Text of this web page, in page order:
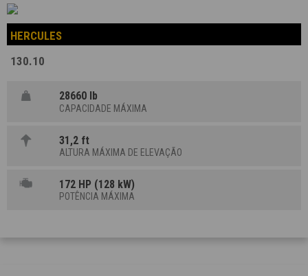
HERCULES
130.10
28660 lb
CAPACIDADE MÁXIMA
31,2 ft
ALTURA MÁXIMA DE ELEVAÇÃO
172 HP (128 kW)
POTÊNCIA MÁXIMA